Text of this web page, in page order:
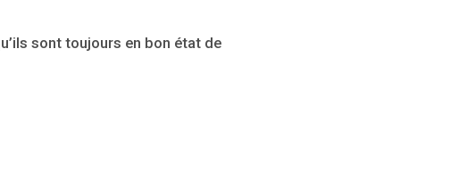
sont toujours en bon état de